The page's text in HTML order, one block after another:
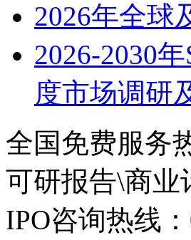
2026年全球
2026-2030
度市场调研
全国免费服务
可研报告\商业
IPO咨询热线：